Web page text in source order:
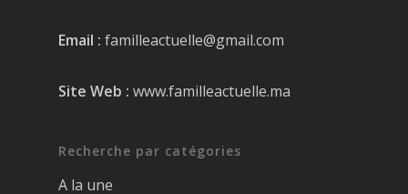
Email : familleactuelle@gmail.com
Site Web : www.familleactuelle.ma
Recherche par catégories
A la une